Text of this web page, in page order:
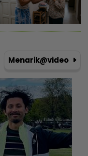
Menarik@video